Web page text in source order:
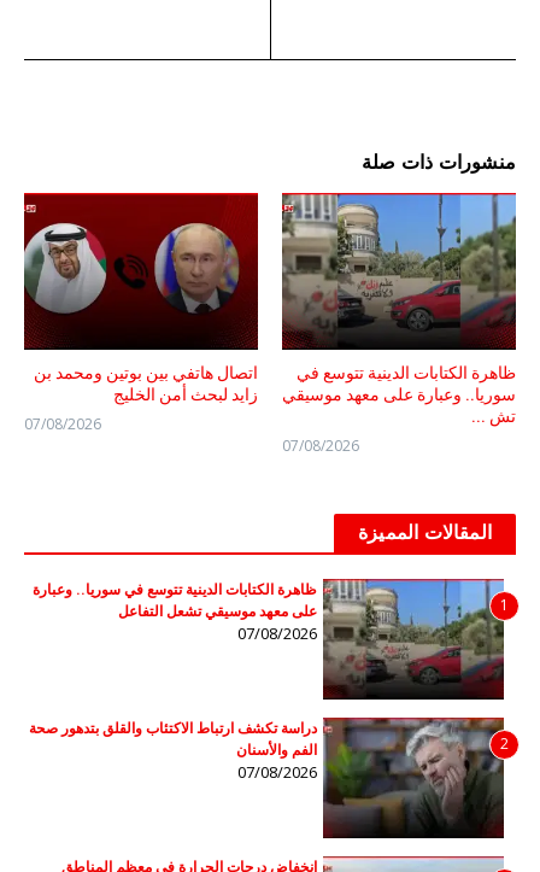
منشورات ذات صلة
ظاهرة الكتابات الدينية تتوسع في
سوريا.. وعبارة على معهد موسيقي
تش ...
07/08/2026
اتصال هاتفي بين بوتين ومحمد بن
زايد لبحث أمن الخليج
07/08/2026
المقالات المميزة
1
ظاهرة الكتابات الدينية تتوسع في سوريا.. وعبارة
على معهد موسيقي تشعل التفاعل
07/08/2026
2
دراسة تكشف ارتباط الاكتئاب والقلق بتدهور صحة
الفم والأسنان
07/08/2026
انخفاض درجات الحرارة في معظم المناطق